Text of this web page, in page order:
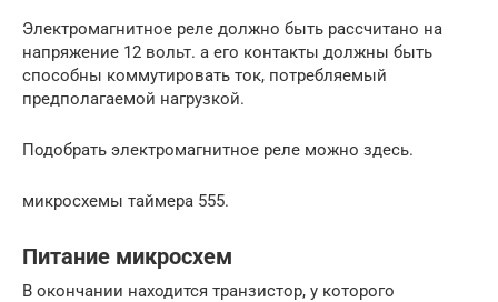
Электромагнитное реле должно быть рассчитано на
напряжение 12 вольт. а его контакты должны быть
способны коммутировать ток, потребляемый
предполагаемой нагрузкой.
Подобрать электромагнитное реле можно здесь.
микросхемы таймера 555.
Питание микросхем
В окончании находится транзистор, у которого